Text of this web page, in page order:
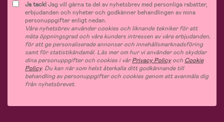
Ja tack!Jag vill gärna ta del av nyhetsbrev med personliga rabatter,
erbjudanden och nyheter och godkänner behandlingen av mina
personuppgifter enligt nedan.
Våra nyhetsbrev använder cookies och liknande tekniker för att
mäta öppningsgrad och våra kunders intressen av våra erbjudanden,
för att ge personaliserade annonser och innehållsmarknadsföring
samt för statistikändamål. Läs mer om hur vi använder och skyddar
dina personuppgifter och cookies i vårPrivacy Policyoch Cookie
Policy. Du kan när som helst återkalla ditt godkännande till
behandling av personuppgifter och cookies genom att avanmäla dig
från nyhetsbrevet.